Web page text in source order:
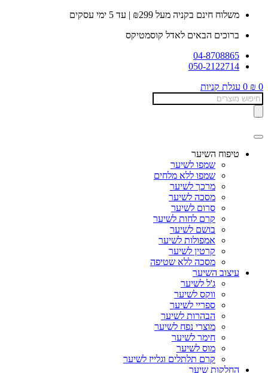
משלוח חינם בקניה מעל ₪299 | עד 5 ימי עסקים
ברוכים הבאים לאדל קוסמטיקס
04-8708865
050-2122714
₪ 0
0 עגלת קניות
Products
search
טיפוח השיער
שמפו לשיער
שמפו ללא מלחים
מרכך לשיער
מסכה לשיער
סרום לשיער
קרם לחות לשיער
בושם לשיער
אמפולות לשיער
קרטין לשיער
מסכה ללא שטיפה
עיצוב השיער
ג'ל לשיער
ווקס לשיער
ספריי לשיער
הבהרות לשיער
מוצרי נפח לשיער
חימר לשיער
מוס לשיער
קרם תלתלים וגלייז לשיער
החלקות שיער